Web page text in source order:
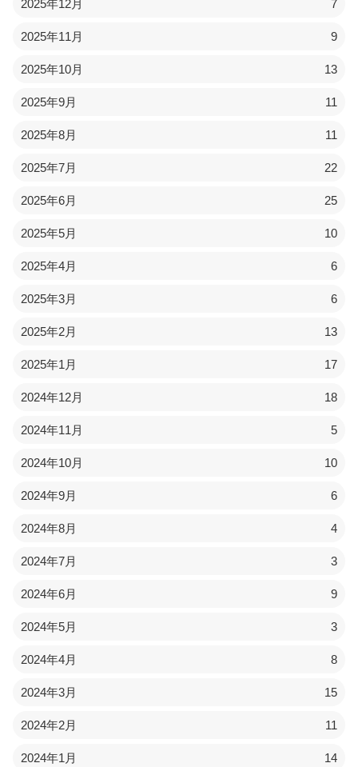
2025年12月 7
2025年11月 9
2025年10月 13
2025年9月 11
2025年8月 11
2025年7月 22
2025年6月 25
2025年5月 10
2025年4月 6
2025年3月 6
2025年2月 13
2025年1月 17
2024年12月 18
2024年11月 5
2024年10月 10
2024年9月 6
2024年8月 4
2024年7月 3
2024年6月 9
2024年5月 3
2024年4月 8
2024年3月 15
2024年2月 11
2024年1月 14